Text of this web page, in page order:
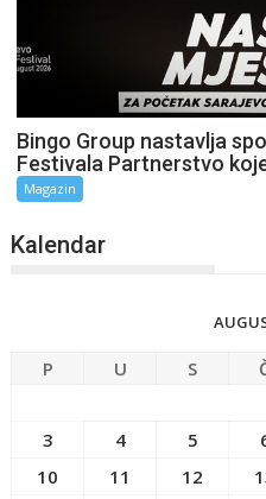
Bingo Group nastavlja
Festivala Partnerstvo
Magazin
Kalendar
P U S
3
4 5
10
11 12